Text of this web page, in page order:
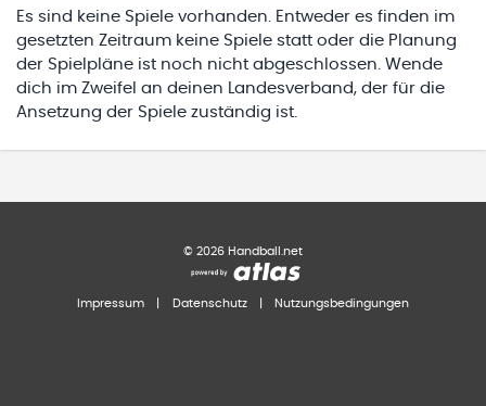
Es sind keine Spiele vorhanden. Entweder es finden im
gesetzten Zeitraum keine Spiele statt oder die Planung
der Spielpläne ist noch nicht abgeschlossen. Wende
dich im Zweifel an deinen Landesverband, der für die
Ansetzung der Spiele zuständig ist.
© 2026 Handball.net
Impressum Datenschutz Nutzungsbedingungen